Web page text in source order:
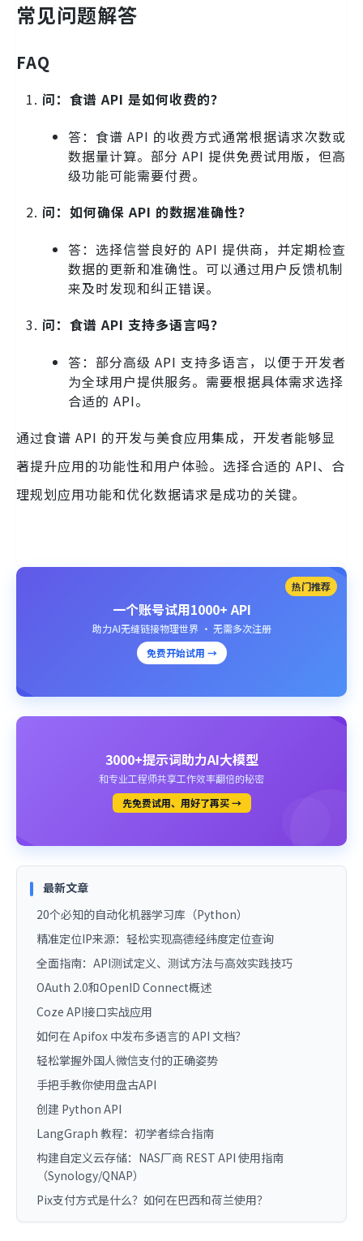
常见问题解答
FAQ
问：食谱 API 是如何收费的？
答：食谱 API 的收费方式通常根据请求次数或
数据量计算。部分 API 提供免费试用版，但高
级功能可能需要付费。
问：如何确保 API 的数据准确性？
答：选择信誉良好的 API 提供商，并定期检查
数据的更新和准确性。可以通过用户反馈机制
来及时发现和纠正错误。
问：食谱 API 支持多语言吗？
答：部分高级 API 支持多语言，以便于开发者
为全球用户提供服务。需要根据具体需求选择
合适的 API。
通过食谱 API 的开发与美食应用集成，开发者能够显
著提升应用的功能性和用户体验。选择合适的 API、合
理规划应用功能和优化数据请求是成功的关键。
热门推荐
一个账号试用1000+ API
助力AI无缝链接物理世界 · 无需多次注册
免费开始试用 →
3000+提示词助力AI大模型
和专业工程师共享工作效率翻倍的秘密
先免费试用、用好了再买 →
最新文章
20个必知的自动化机器学习库（Python）
精准定位IP来源：轻松实现高德经纬度定位查询
全面指南：API测试定义、测试方法与高效实践技巧
OAuth 2.0和OpenID Connect概述
Coze API接口实战应用
如何在 Apifox 中发布多语言的 API 文档？
轻松掌握外国人微信支付的正确姿势
手把手教你使用盘古API
创建 Python API
LangGraph 教程：初学者综合指南
构建自定义云存储：NAS厂商 REST API 使用指南
（Synology/QNAP）
Pix支付方式是什么？如何在巴西和荷兰使用？